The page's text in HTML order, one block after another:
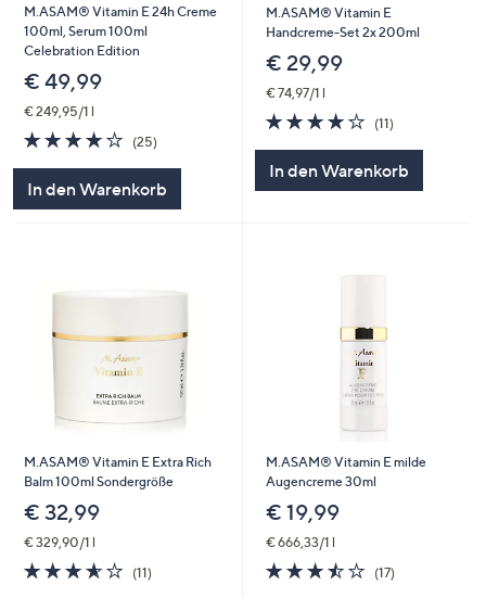
M.ASAM® Vitamin E 24h Creme
100ml, Serum 100ml
Celebration Edition
€ 49,99
€ 249,95/1 l
3.9
von
(25)25
In den Warenkorb
M.ASAM® Vitamin E
Handcreme-Set 2x 200ml
€ 29,99
€ 74,97/1 l
3.9
von
(11)11
In den Warenkorb
M.ASAM® Vitamin E Extra Rich
Balm 100ml Sondergröße
€ 32,99
€ 329,90/1 l
3.5
von
(11)
M.ASAM® Vitamin E milde
Augencreme 30ml
€ 19,99
€ 666,33/1 l
3.5
von
(17)17